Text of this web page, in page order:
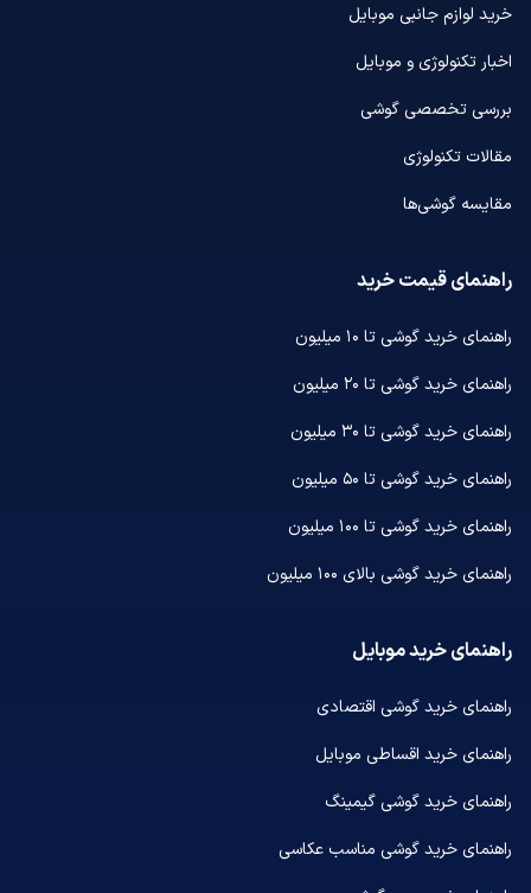
خرید لوازم جانبی موبایل
اخبار تکنولوژی و موبایل
بررسی تخصصی گوشی
مقالات تکنولوژی
مقایسه گوشی‌ها
راهنمای قیمت خرید
راهنمای خرید گوشی تا ۱۰ میلیون
راهنمای خرید گوشی تا ۲۰ میلیون
راهنمای خرید گوشی تا ۳۰ میلیون
راهنمای خرید گوشی تا ۵۰ میلیون
راهنمای خرید گوشی تا ۱۰۰ میلیون
راهنمای خرید گوشی بالای ۱۰۰ میلیون
راهنمای خرید موبایل
راهنمای خرید گوشی اقتصادی
راهنمای خرید اقساطی موبایل
راهنمای خرید گوشی گیمینگ
راهنمای خرید گوشی مناسب عکاسی